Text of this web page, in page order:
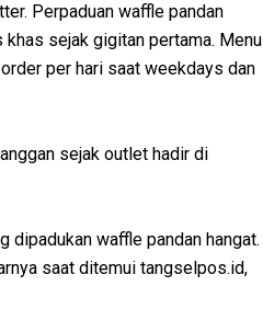
Perpaduan waffle pandan
sejak gigitan pertama. Menu
per hari saat weekdays dan
sejak outlet hadir di
dipadukan waffle pandan hangat.
saat ditemui tangselpos.id,